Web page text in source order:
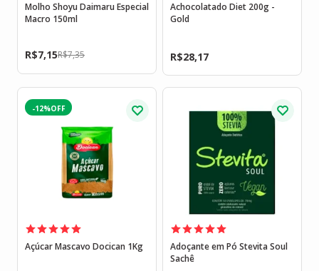
Molho Shoyu Daimaru Especial
Macro 150ml
R$7,35
R$7,15
Achocolatado Diet 200g -
Gold
R$28,17
-12%
Açúcar Mascavo Docican 1Kg
Adoçante em Pó Stevita Soul
Sachê